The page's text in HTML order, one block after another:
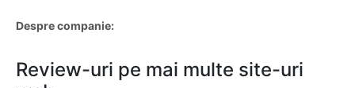
Despre companie:
Review-uri pe mai multe site-uri